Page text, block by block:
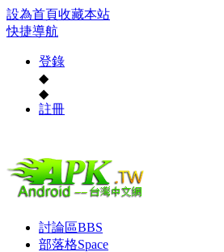
設為首頁收藏本站
快捷導航
登錄
◆
◆
註冊
討論區BBS
部落格Space